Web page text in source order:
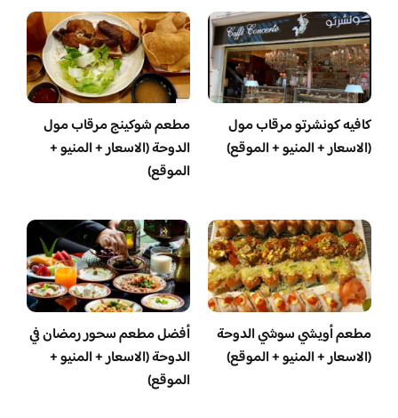
كافيه كونشرتو مرقاب مول
(الاسعار + المنيو + الموقع)
مطعم شوكينج مرقاب مول
الدوحة (الاسعار + المنيو +
الموقع)
مطعم أويشي سوشي الدوحة
(الاسعار + المنيو + الموقع)
أفضل مطعم سحور رمضان في
الدوحة (الاسعار + المنيو +
الموقع)